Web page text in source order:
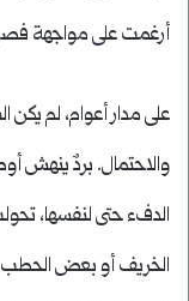
أرغمت على مواجهة
على مدار أعوام، لم يكن
والاحتمال. بردٌ ينهش
الدفء حتى لنفسها،
الخريف أو بعض الحطب